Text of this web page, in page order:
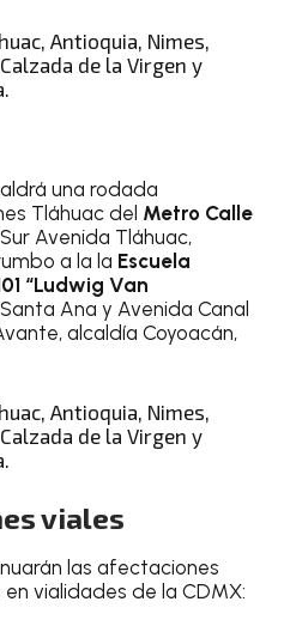
Antioquia, Nimes,
de la Virgen y
una rodada
Tláhuac del Metro Calle
Avenida Tláhuac,
a la la Escuela
“Ludwig Van
Ana y Avenida Canal
alcaldía Coyoacán,
Antioquia, Nimes,
de la Virgen y
viales
las afectaciones
vialidades de la CDMX: